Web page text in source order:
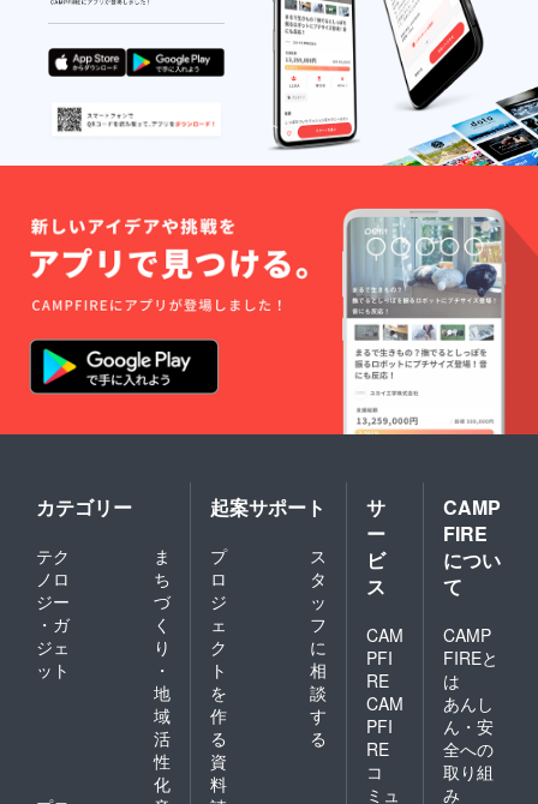
カテゴリー
テク
ノロ
ジー
・ガ
ジェ
ット
ま
ち
づ
く
り
・
地
域
活
性
化
起案サポート
プ
ロ
ジ
ェ
ク
ト
を
作
る
ス
タ
ッ
フ
に
相
談
す
る
資
料
サ
ー
ビ
ス
CAM
PFI
RE
CAM
PFI
RE
コ
ミュ
CAMP
FIRE
につい
て
CAMP
FIREと
は
あんし
ん・安
全への
取り組
み